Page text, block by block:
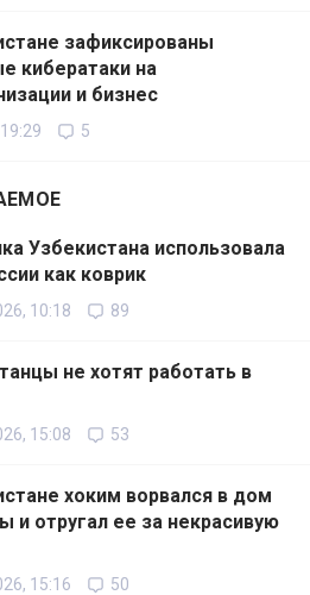
зафиксированы
кибератаки на
и бизнес
5
Узбекистана использовала
как коврик
10:18 89
не хотят работать в
15:08 53
хоким ворвался в дом
и отругал ее за некрасивую
15:16 50